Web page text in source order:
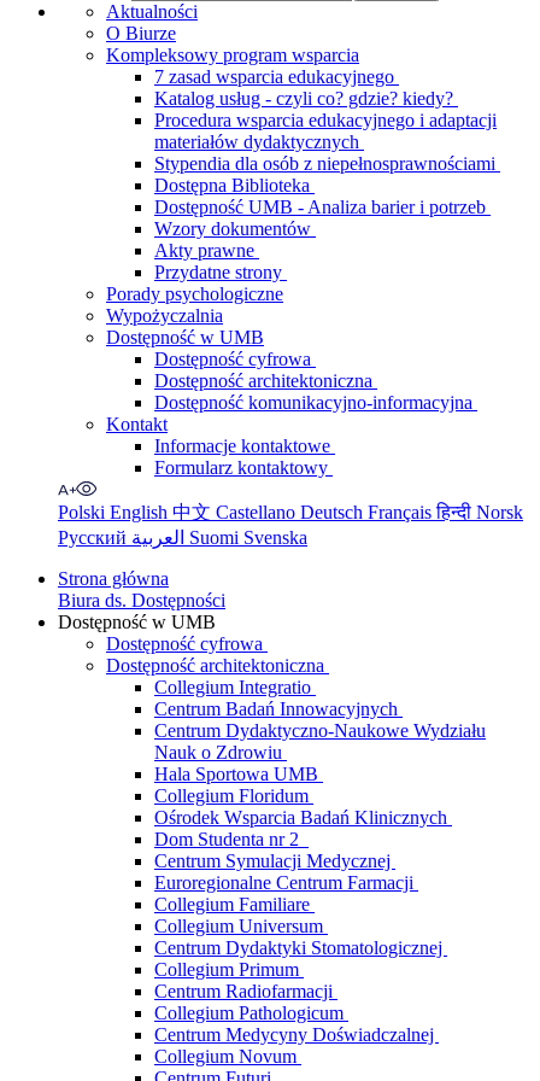
Aktualności
O Biurze
Kompleksowy program wsparcia
7 zasad wsparcia edukacyjnego
Katalog usług - czyli co? gdzie? kiedy?
Procedura wsparcia edukacyjnego i adaptacji
materiałów dydaktycznych
Stypendia dla osób z niepełnosprawnościami
Dostępna Biblioteka
Dostępność UMB - Analiza barier i potrzeb
Wzory dokumentów
Akty prawne
Przydatne strony
Porady psychologiczne
Wypożyczalnia
Dostępność w UMB
Dostępność cyfrowa
Dostępność architektoniczna
Dostępność komunikacyjno-informacyjna
Kontakt
Informacje kontaktowe
Formularz kontaktowy
Polski English 中文 Castellano Deutsch Françaisहिन्दी Norsk
Русский
Suomi Svenska
Strona główna
Biura ds. Dostępności
Dostępność w UMB
Dostępność cyfrowa
Dostępność architektoniczna
Collegium Integratio
Centrum Badań Innowacyjnych
Centrum Dydaktyczno-Naukowe Wydziału
Nauk o Zdrowiu
Hala Sportowa UMB
Collegium Floridum
Ośrodek Wsparcia Badań Klinicznych
Dom Studenta nr 2
Centrum Symulacji Medycznej
Euroregionalne Centrum Farmacji
Collegium Familiare
Collegium Universum
Centrum Dydaktyki Stomatologicznej
Collegium Primum
Centrum Radiofarmacji
Collegium Pathologicum
Centrum Medycyny Doświadczalnej
Collegium Novum